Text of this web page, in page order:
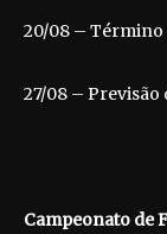
20/08 – Término
27/08 –
Campeonato de